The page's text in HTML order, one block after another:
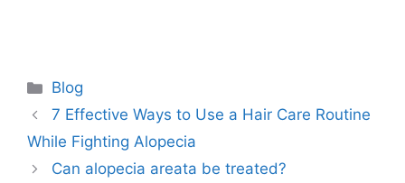
Blog
7 Effective Ways to Use a Hair Care Routine
While Fighting Alopecia
Can alopecia areata be treated?